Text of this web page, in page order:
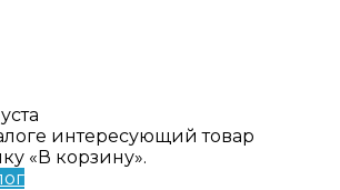
интересующий товар
«В корзину».